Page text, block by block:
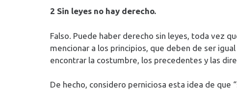
2 Sin leyes no hay derecho.
Falso. Puede haber derecho sin leyes, toda vez
mencionar a los principios, que deben de ser
encontrar la costumbre, los precedentes y las
De hecho, considero perniciosa esta idea de que